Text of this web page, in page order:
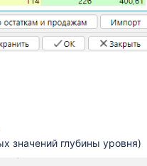
значений глубины уровня)